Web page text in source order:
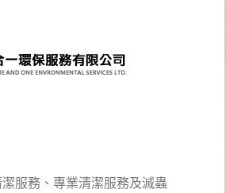
服務、專業清潔服務及滅蟲